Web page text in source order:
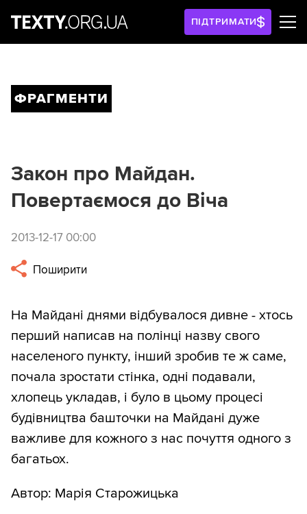
ПІДТРИМАТИ
ФРАГМЕНТИ
Закон про Майдан.
Повертаємося до Віча
2013-12-17 00:00
Поширити
На Майдані днями відбувалося дивне - хтось
перший написав на полінці назву свого
населеного пункту, інший зробив те ж саме,
почала зростати стінка, одні подавали,
хлопець укладав, і було в цьому процесі
будівництва башточки на Майдані дуже
важливе для кожного з нас почуття одного з
багатьох.
Автор: Марія Старожицька